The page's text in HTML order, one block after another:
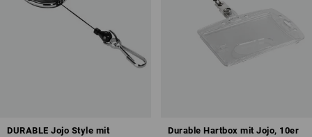
DURABLE Jojo Style mit
Durable Hartbox mit Jojo, 10er